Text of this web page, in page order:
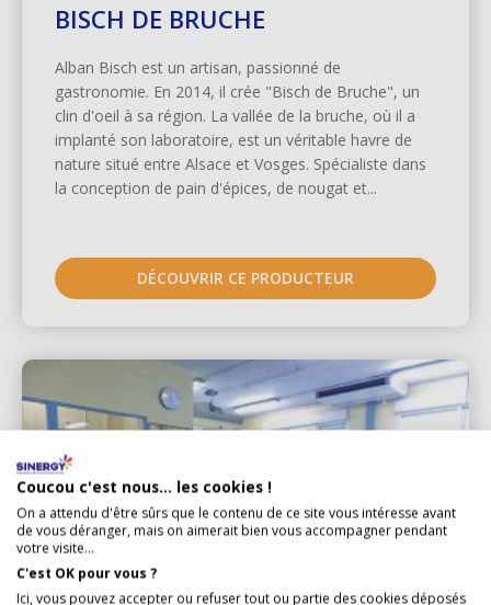
BISCH DE BRUCHE
Alban Bisch est un artisan, passionné de
gastronomie. En 2014, il crée "Bisch de Bruche", un
clin d'oeil à sa région. La vallée de la bruche, où il a
implanté son laboratoire, est un véritable havre de
nature situé entre Alsace et Vosges. Spécialiste dans
la conception de pain d'épices, de nougat et...
DÉCOUVRIR CE PRODUCTEUR
Coucou c'est nous... les cookies !
On a attendu d'être sûrs que le contenu de ce site vous intéresse avant
de vous déranger, mais on aimerait bien vous accompagner pendant
votre visite...
C'est OK pour vous ?
Ici, vous pouvez accepter ou refuser tout ou partie des cookies déposés